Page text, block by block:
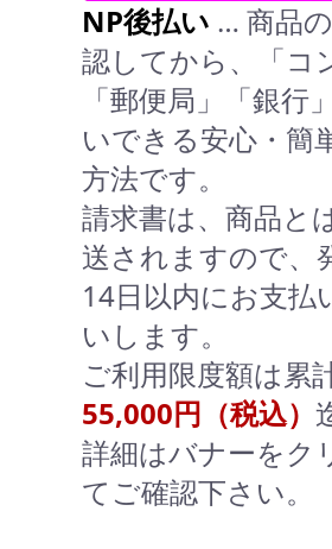
NP後払い … 商品
認してから、「コ
「郵便局」「銀行
いできる安心・簡
方法です。
請求書は、商品と
送されますので、
14日以内にお支払
いします。
ご利用限度額は累
55,000円（税込）
詳細はバナーをク
てご確認下さい。